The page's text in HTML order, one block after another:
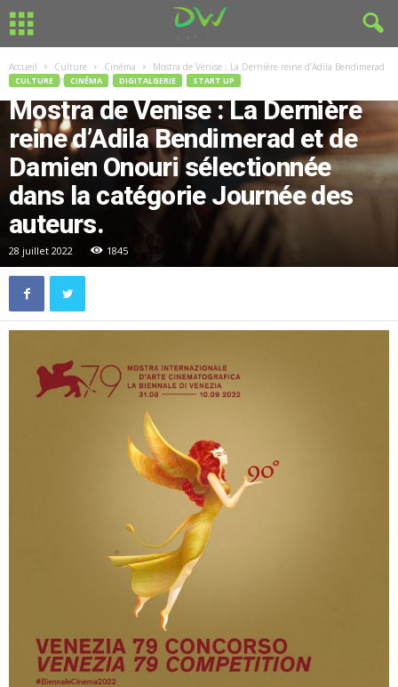
Accueil Culture Cinéma
Mostra de Venise : La Dernière reine d’Adila Bendimerad
et de Damien...
CULTURE CINÉMA DIGITALGERIE START UP
Mostra de Venise : La Dernière
reine d’Adila Bendimerad et de
Damien Onouri sélectionnée
dans la catégorie Journée des
auteurs.
28 juillet 2022 1845